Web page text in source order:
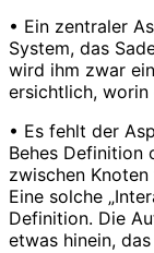
• Ein zentraler
System, das
wird ihm zwar
ersichtlich, worin
• Es fehlt der
Behes Definition
zwischen
Eine solche
Definition. Die
etwas hinein,